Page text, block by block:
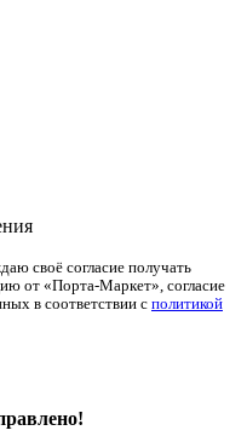
своё согласие получать
от «Порта-Маркет», согласие
в соответствии с политикой